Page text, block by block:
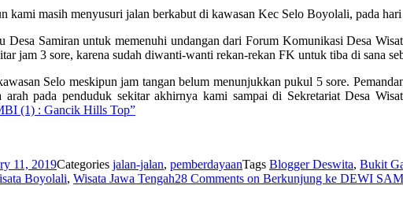
kami masih menyusuri jalan berkabut di kawasan Kec Selo Boyolali, pada
Desa Samiran untuk memenuhi undangan dari Forum Komunikasi Desa
jam 3 sore, karena sudah diwanti-wanti rekan-rekan FK untuk tiba di sana
Selo meskipun jam tangan belum menunjukkan pukul 5 sore.
arah pada penduduk sekitar akhirnya kami sampai di Sekretariat Desa
(1) : Gancik Hills Top”
11, 2019Categories jalan-jalan, pemberdayaanTags Blogger Deswita, Bukit
Boyolali, Wisata Jawa Tengah28 Comments on Berkunjung ke DEWI